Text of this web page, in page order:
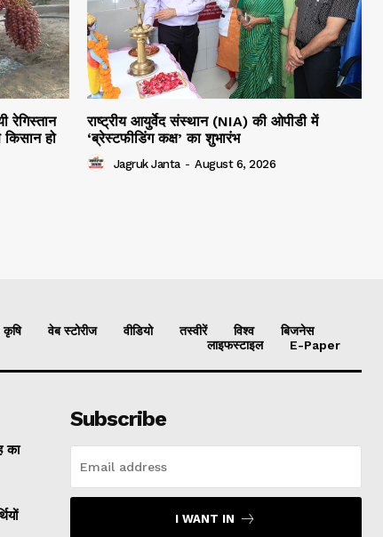
रेगिस्तान
हो
राष्ट्रीय आयुर्वेद संस्थान (NIA) की ओपीडी में
‘ब्रेस्टफीडिंग कक्ष’ का शुभारंभ
Jagruk Janta - August 6, 2026
वेब स्टोरीज वीडियो तस्वीरें विश्व
बिजनेस
लाइफस्टाइल
E-Paper
का
Subscribe
I WANT IN